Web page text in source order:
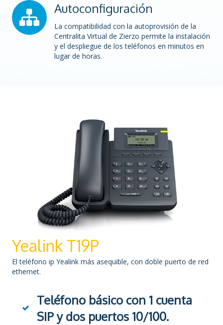
Autoconfiguración
La compatibilidad con la autoprovisión de la
Centralita Virtual de Zierzo permite la instalación
y el despliegue de los teléfonos en minutos en
lugar de horas.
Yealink T19P
El teléfono ip Yealink más asequible, con doble puerto de red
ethernet.
Teléfono básico con 1 cuenta
SIP y dos puertos 10/100.